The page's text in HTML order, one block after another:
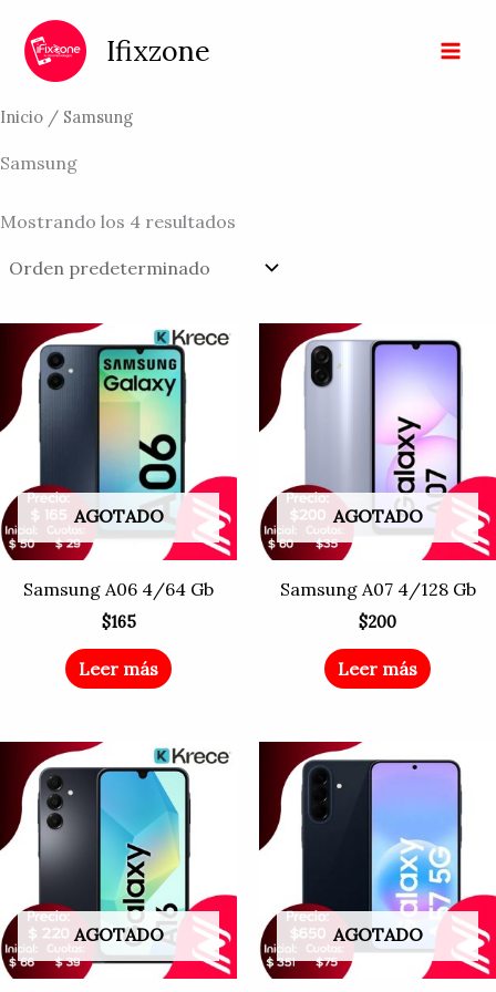
contenido
Ifixzone
Inicio / Samsung
Samsung
Mostrando los 4 resultados
AGOTADO
Samsung A06 4/64 Gb
$165
Leer más
AGOTADO
Samsung A07 4/128 Gb
$200
Leer más
AGOTADO AGOTADO